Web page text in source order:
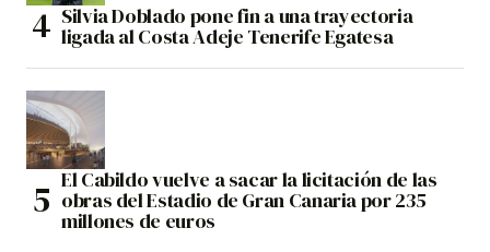
Silvia Doblado pone fin a una trayectoria
ligada al Costa Adeje Tenerife Egatesa
El Cabildo vuelve a sacar la licitación de las
obras del Estadio de Gran Canaria por 235
millones de euros